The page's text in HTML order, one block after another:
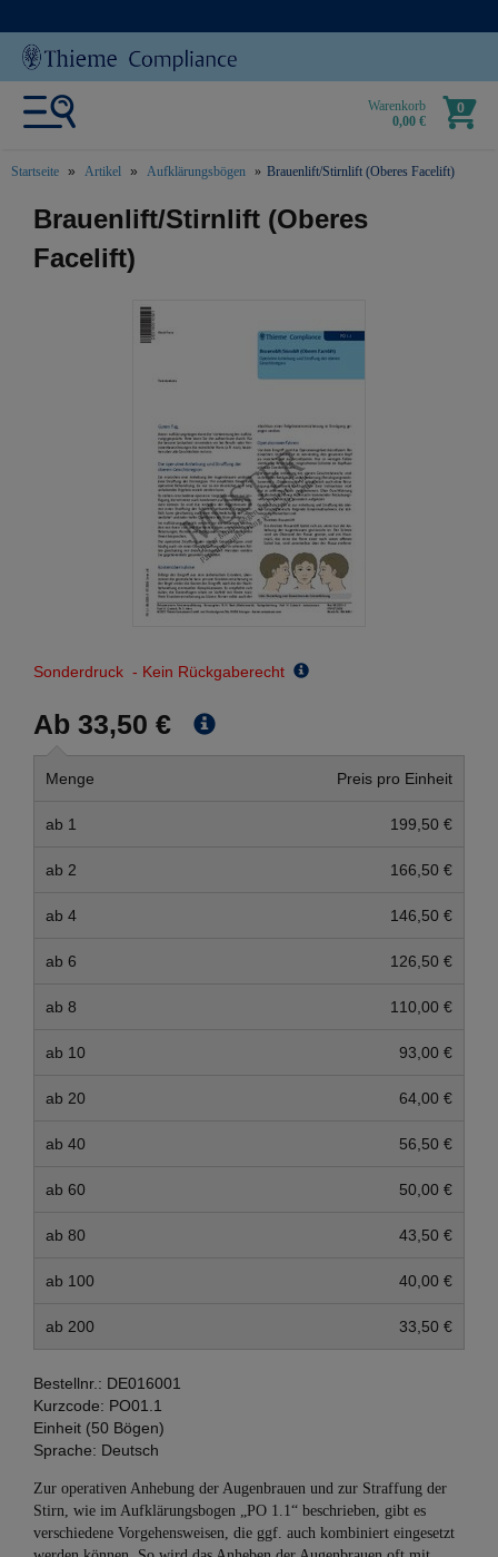
Warenkorb
0,00 €
0
Startseite Artikel Aufklärungsbögen Brauenlift/Stirnlift (Oberes Facelift)
text.skipToContent
text.skipToNavigation
Brauenlift/Stirnlift (Oberes
Facelift)
Sonderdruck - Kein Rückgaberecht
Ab 33,50 €
Menge Preis pro Einheit
ab 1 199,50 €
ab 2 166,50 €
ab 4 146,50 €
ab 6 126,50 €
ab 8 110,00 €
ab 10 93,00 €
ab 20 64,00 €
ab 40 56,50 €
ab 60 50,00 €
ab 80 43,50 €
ab 100 40,00 €
ab 200 33,50 €
Bestellnr.: DE016001
Kurzcode: PO01.1
Einheit (50 Bögen)
Sprache: Deutsch
Zur operativen Anhebung der Augenbrauen und zur Straffung der
Stirn, wie im Aufklärungsbogen „PO 1.1“ beschrieben, gibt es
verschiedene Vorgehensweisen, die ggf. auch kombiniert eingesetzt